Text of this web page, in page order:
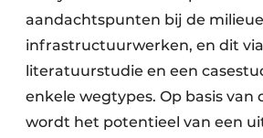
aandachtspunten bij de
infrastructuurwerken, en dit
literatuurstudie en een
enkele wegtypes. Op basis van
wordt het potentieel van een